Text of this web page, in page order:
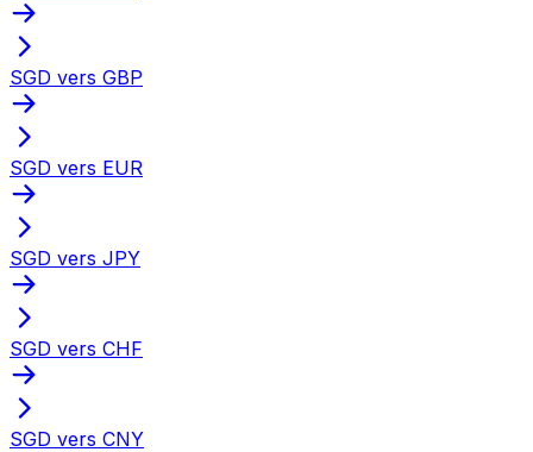
SGD vers GBP
SGD vers EUR
SGD vers JPY
SGD vers CHF
SGD vers CNY